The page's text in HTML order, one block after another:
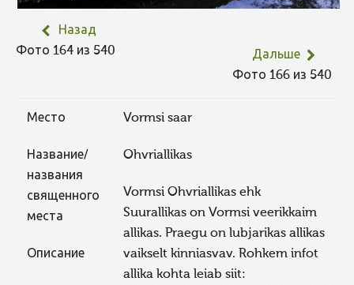
Назад
Фото 164 из 540
Дальше
Фото 166 из 540
Место Vormsi saar
Название/
названия
священного
места
Ohvriallikas
Описание
Vormsi Ohvriallikas ehk
Suurallikas on Vormsi veerikkaim
allikas. Praegu on lubjarikas allikas
vaikselt kinniasvav. Rohkem infot
allika kohta leiab siit: